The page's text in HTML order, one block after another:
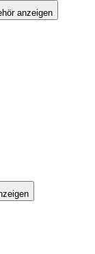
anzeigen